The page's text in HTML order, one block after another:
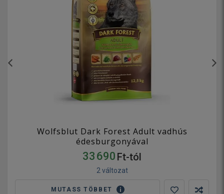
Wolfsblut Dark Forest Adult vadhús
édesburgonyával
33 690 Ft-tól
2 változat
MUTASS TÖBBET